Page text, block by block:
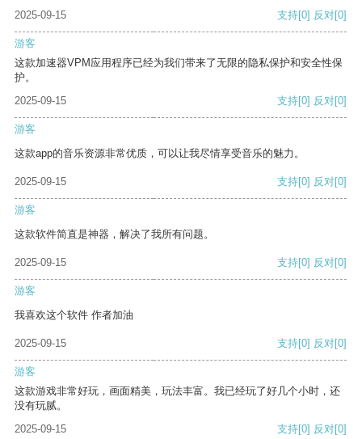
2025-09-15 支持[0] 反对[0]
游客
这款加速器VPM应用程序已经为我们带来了无限的隐私保护和安全性保
护。
2025-09-15
支持[0] 反对[0]
游客
这款app的音乐资源非常优质，可以让我尽情享受音乐的魅力。
2025-09-15 支持[0] 反对[0]
游客
这款软件简直是神器，解决了我所有问题。
2025-09-15 支持[0] 反对[0]
游客
我喜欢这个软件 作者加油
2025-09-15 支持[0] 反对[0]
游客
这款游戏非常好玩，画面精美，玩法丰富。我已经玩了好几个小时，还
没有玩腻。
2025-09-15
支持[0] 反对[0]